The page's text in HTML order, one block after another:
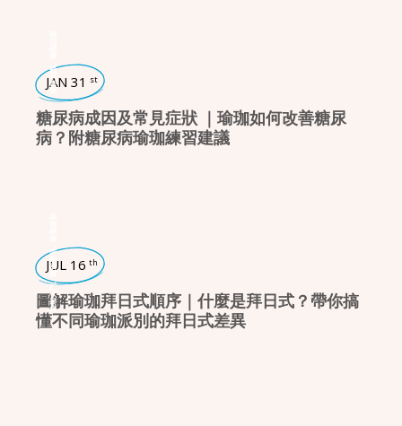
健康知識
JAN 31 st
糖尿病成因及常見症狀 ｜瑜珈如何改善糖尿
病？附糖尿病瑜珈練習建議
瑜珈入門
瑜珈學堂
JUL 16 th
圖解瑜珈拜日式順序｜什麼是拜日式？帶你搞
懂不同瑜珈派別的拜日式差異